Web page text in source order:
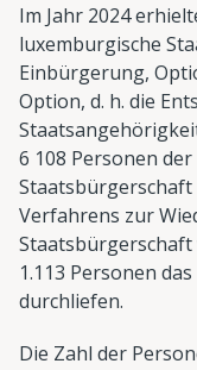
Im Jahr 2024
luxemburgische
Einbürgerung,
Option, d. h. die
6 108 Personen
Staatsbürgerschaft
Verfahrens zur
Staatsbürgerschaft
1.113 Personen
durchliefen.
Die Zahl der